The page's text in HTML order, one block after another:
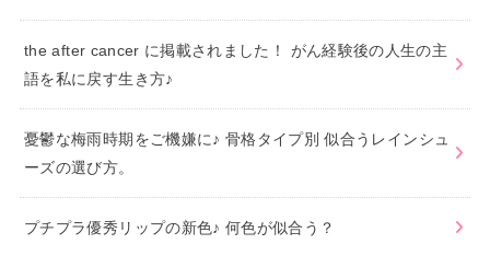
the after cancer に掲載されました！ がん経験後の人生の主
語を私に戻す生き方♪
憂鬱な梅雨時期をご機嫌に♪ 骨格タイプ別 似合うレインシュ
ーズの選び方。
プチプラ優秀リップの新色♪ 何色が似合う？